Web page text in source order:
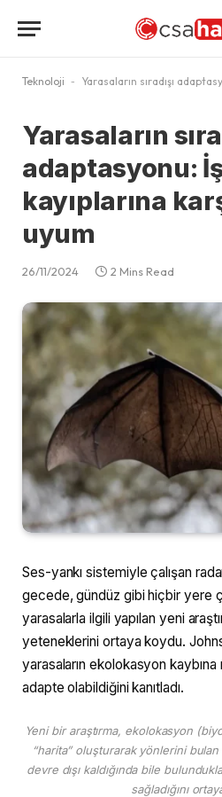
Teknoloji - Yarasaların sıradışı
Yarasaların
adaptasyonu:
kayıplarına
uyum
26/11/2024 2 Mins Read
Ses-yankı sistemiyle çalışan
gecede, gündüz gibi hiçbir yere
yarasalarla ilgili yapılan yeni
yeteneklerini ortaya koydu. Johns
yarasaların ekolokasyon kaybına
adapte olabildiğini kanıtladı.
Yeni bir araştırma, ekolokasyon
“harita” oluşturarak yönlerini bulan
devre dışı kaldığında bile
sağladığını